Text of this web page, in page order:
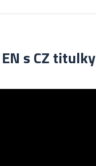
EN s CZ titulky